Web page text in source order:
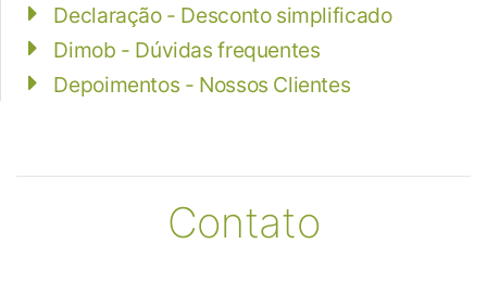
Declaração - Desconto simplificado
Dimob - Dúvidas frequentes
Depoimentos - Nossos Clientes
Contato